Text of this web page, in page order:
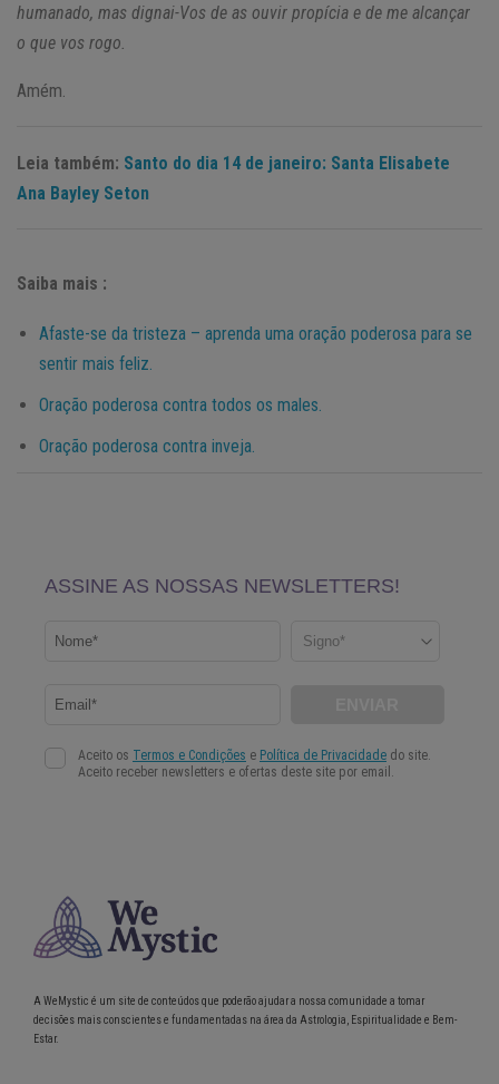
humanado, mas dignai-Vos de as ouvir propícia e de me alcançar
o que vos rogo.
Amém.
Leia também: Santo do dia 14 de janeiro: Santa Elisabete
Ana Bayley Seton
Saiba mais :
Afaste-se da tristeza – aprenda uma oração poderosa para se
sentir mais feliz.
Oração poderosa contra todos os males.
Oração poderosa contra inveja.
A WeMystic é um site de conteúdos que poderão ajudar a nossa comunidade a tomar
decisões mais conscientes e fundamentadas na área da Astrologia, Espiritualidade e Bem-
Estar.